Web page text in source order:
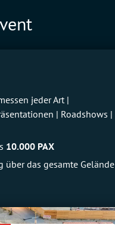
jeder Art |
| Roadshows |
10.000 PAX
über das gesamte Gelände